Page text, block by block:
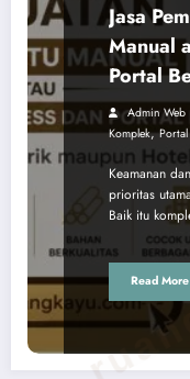
Jasa
Manual
Portal
Admin Web
Komplek,
Keamanan
prioritas
Baik itu
Read More